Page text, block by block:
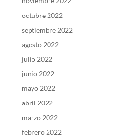
octubre 2022
septiembre 2022
agosto 2022
julio 2022
junio 2022
mayo 2022
abril 2022
marzo 2022
febrero 2022